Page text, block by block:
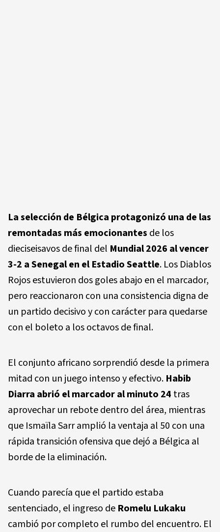
La selección de Bélgica protagonizó una de las
remontadas más emocionantes de los
dieciseisavos de final del Mundial 2026 al vencer
3-2 a Senegal en el Estadio Seattle. Los Diablos
Rojos estuvieron dos goles abajo en el marcador,
pero reaccionaron con una consistencia digna de
un partido decisivo y con carácter para quedarse
con el boleto a los octavos de final.
El conjunto africano sorprendió desde la primera
mitad con un juego intenso y efectivo. Habib
Diarra abrió el marcador al minuto 24 tras
aprovechar un rebote dentro del área, mientras
que Ismaïla Sarr amplió la ventaja al 50 con una
rápida transición ofensiva que dejó a Bélgica al
borde de la eliminación.
Cuando parecía que el partido estaba
sentenciado, el ingreso de Romelu Lukaku
cambió por completo el rumbo del encuentro. El